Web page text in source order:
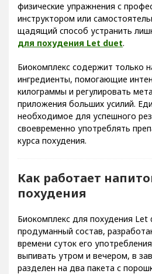
физические упражнения с
инструктором или
щадящий способ устранить
для похудения Let duet.
Биокомплекс содержит только
ингредиенты, помогающие
килограммы и регулировать
приложения больших усилий.
необходимое для успешного
своевременно употреблять
курса похудения.
Как работает
похудения
Биокомплекс для похудения Let
продуманный состав,
времени суток его
выпивать утром и вечером, в
разделен на два пакета с